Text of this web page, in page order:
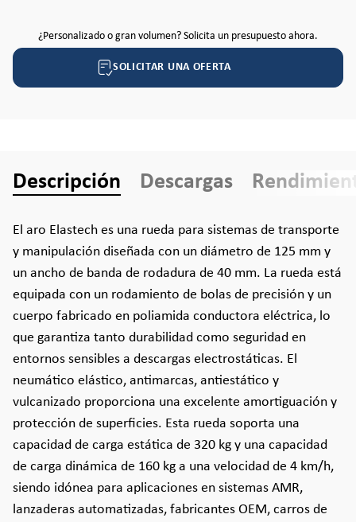
¿Personalizado o gran volumen? Solicita un presupuesto ahora.
SOLICITAR UNA OFERTA
Descripción Descargas
El aro Elastech es una rueda para sistemas de transporte
y manipulación diseñada con un diámetro de 125 mm y
un ancho de banda de rodadura de 40 mm. La rueda está
equipada con un rodamiento de bolas de precisión y un
cuerpo fabricado en poliamida conductora eléctrica, lo
que garantiza tanto durabilidad como seguridad en
entornos sensibles a descargas electrostáticas. El
neumático elástico, antimarcas, antiestático y
vulcanizado proporciona una excelente amortiguación y
protección de superficies. Esta rueda soporta una
capacidad de carga estática de 320 kg y una capacidad
de carga dinámica de 160 kg a una velocidad de 4 km/h,
siendo idónea para aplicaciones en sistemas AMR,
lanzaderas automatizadas, fabricantes OEM, carros de